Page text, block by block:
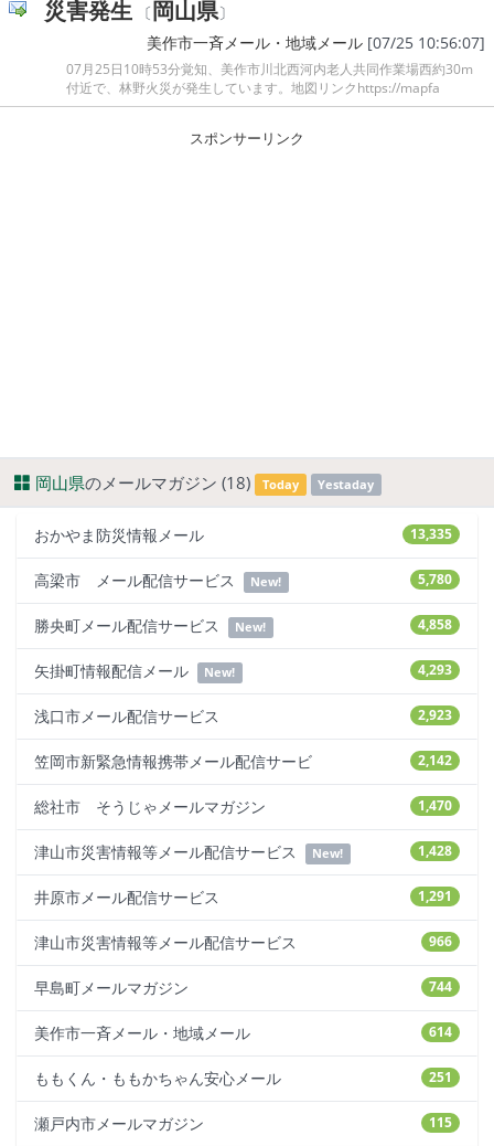
災害発生 〔岡山県〕
美作市一斉メール・地域メール [07/25 10:56:07]
07月25日10時53分覚知、美作市川北西河内老人共同作業場西約30m
付近で、林野火災が発生しています。地図リンクhttps://mapfa
スポンサーリンク
岡山県のメールマガジン (18) Today Yestaday
13,335
おかやま防災情報メール
5,780
高梁市 メール配信サービス New!
4,858
勝央町メール配信サービス New!
4,293
矢掛町情報配信メール New!
2,923
浅口市メール配信サービス
2,142
笠岡市新緊急情報携帯メール配信サービ
1,470
総社市 そうじゃメールマガジン
1,428
津山市災害情報等メール配信サービス New!
1,291
井原市メール配信サービス
966
津山市災害情報等メール配信サービス
744
早島町メールマガジン
614
美作市一斉メール・地域メール
251
ももくん・ももかちゃん安心メール
115
瀬戸内市メールマガジン